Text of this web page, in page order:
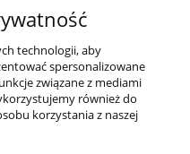
mały ze ścianką
i palmą
zł
kosztów dostawy
technologii, aby
spersonalizowane
związane z mediami
również do
korzystania z naszej